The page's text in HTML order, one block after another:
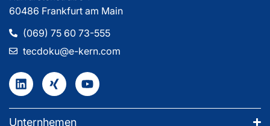
60486 Frankfurt am Main
(069) 75 60 73-555
tecdoku@e-kern.com
Unternhemen